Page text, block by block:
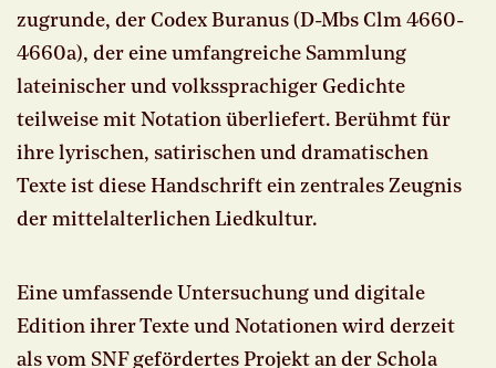
zugrunde, der Codex Buranus (D-Mbs Clm 4660-
4660a), der eine umfangreiche Sammlung
lateinischer und volkssprachiger Gedichte
teilweise mit Notation überliefert. Berühmt für
ihre lyrischen, satirischen und dramatischen
Texte ist diese Handschrift ein zentrales Zeugnis
der mittelalterlichen Liedkultur.
Eine umfassende Untersuchung und digitale
Edition ihrer Texte und Notationen wird derzeit
als vom SNF gefördertes Projekt an der Schola